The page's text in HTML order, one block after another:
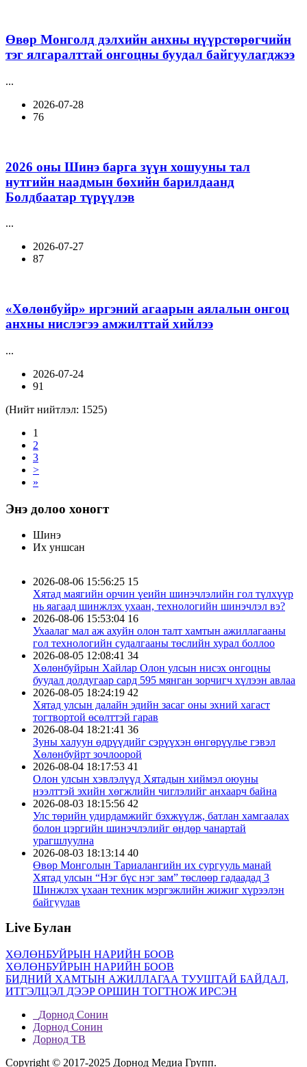
Өвөр Монголд дэлхийн анхны нүүрстөрөгчийн
тэг ялгаралттай онгоцны буудал байгуулагджээ
...
2026-07-28
76
2026 оны Шинэ барга зүүн хошууны тал
нутгийн наадмын бөхийн барилдаанд
Болдбаатар түрүүлэв
...
2026-07-27
87
«Хөлөнбуйр» иргэний агаарын аялалын онгоц
анхны нислэгээ амжилттай хийлээ
...
2026-07-24
91
(Нийт нийтлэл: 1525)
1
2
3
>
»
Энэ долоо хоногт
Шинэ
Их уншсан
2026-08-06 15:56:25 15
Хятад маягийн орчин үеийн шинэчлэлийн гол түлхүүр
нь яагаад шинжлэх ухаан, технологийн шинэчлэл вэ?
2026-08-06 15:53:04 16
Ухаалаг мал аж ахуйн олон талт хамтын ажиллагааны
гол технологийн судалгааны төслийн хурал боллоо
2026-08-05 12:08:41 34
Хөлөнбуйрын Хайлар Олон улсын нисэх онгоцны
буудал долдугаар сард 595 мянган зорчигч хүлээн авлаа
2026-08-05 18:24:19 42
Хятад улсын далайн эдийн засаг оны эхний хагаст
тогтвортой өсөлттэй гарав
2026-08-04 18:21:41 36
Зуны халуун өдрүүдийг сэрүүхэн өнгөрүүлье гэвэл
Хөлөнбуйрт зочлоорой
2026-08-04 18:17:53 41
Олон улсын хэвлэлүүд Хятадын хиймэл оюуны
нээлттэй эхийн хөгжлийн чиглэлийг анхаарч байна
2026-08-03 18:15:56 42
Улс төрийн удирдамжийг бэхжүүлж, батлан хамгаалах
болон цэргийн шинэчлэлийг өндөр чанартай
урагшлуулна
2026-08-03 18:13:14 40
Өвөр Монголын Тариалангийн их сургууль манай
Хятад улсын “Нэг бүс нэг зам” төслөөр гадаадад 3
Шинжлэх үхаан техник мэргэжлийн жижиг хүрээлэн
байгуулав
Дөрөө жийж урагшилсан “ Шинэхэн хундагат ” хөл
2026-07-30 17:45:35 50
ДНБ-ий нэгжид ногдох нүүрстөрөгчийн давхар ислийн
ялгаруулалт 17%-иар бууруулна
2026-07-29 12:57:05 71
Бо Бао Жүгийн Соёл урлагийн хүрээлэнгийн нээлт
боллоо
2026-07-29 12:53:33
Ши Жиньпин Словакийн Ерөнхийлөгчтэй хэлэлцээр
Live Булан
ХӨЛӨНБУЙРЫН НАРИЙН БООВ
ХӨЛӨНБУЙРЫН НАРИЙН БООВ
БИДНИЙ ХАМТЫН АЖИЛЛАГАА ТУУШТАЙ БАЙДАЛ,
ИТГЭЛЦЭЛ ДЭЭР ОРШИН ТОГТНОЖ ИРСЭН
Дорнод Сонин
Дорнод Сонин
Дорнод ТВ
Copyright © 2017-2025 Дорнод Медиа Групп.